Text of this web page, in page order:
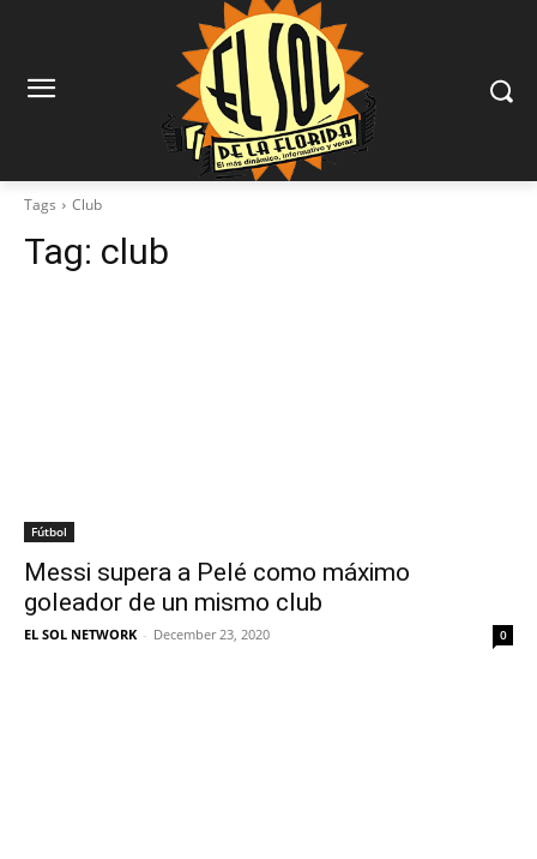
Tags Club
Tag: club
Fútbol
Messi supera a Pelé como máximo
goleador de un mismo club
EL SOL NETWORK - December 23, 2020 0